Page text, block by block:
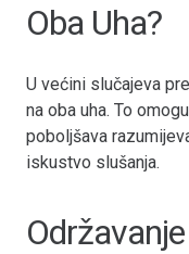
Oba Uha?
U većini slučajeva
na oba uha. To
poboljšava
iskustvo slušanja.